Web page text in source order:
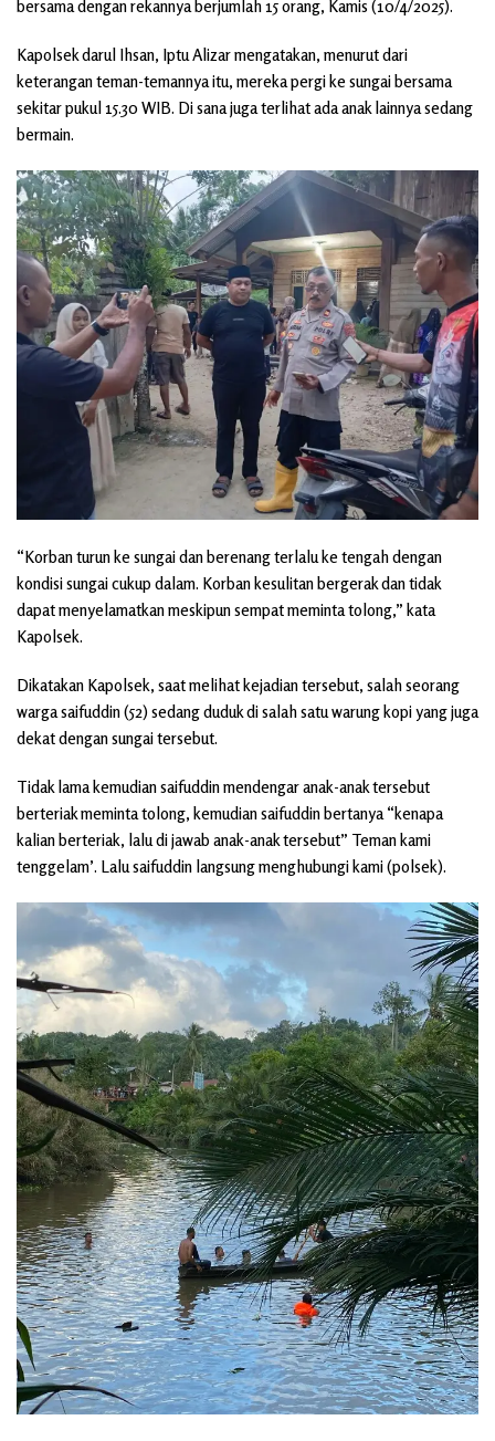
bersama dengan rekannya berjumlah 15 orang, Kamis (10/4/2025).
Kapolsek darul Ihsan, Iptu Alizar mengatakan, menurut dari
keterangan teman-temannya itu, mereka pergi ke sungai bersama
sekitar pukul 15.30 WIB. Di sana juga terlihat ada anak lainnya sedang
bermain.
“Korban turun ke sungai dan berenang terlalu ke tengah dengan
kondisi sungai cukup dalam. Korban kesulitan bergerak dan tidak
dapat menyelamatkan meskipun sempat meminta tolong,” kata
Kapolsek.
Dikatakan Kapolsek, saat melihat kejadian tersebut, salah seorang
warga saifuddin (52) sedang duduk di salah satu warung kopi yang juga
dekat dengan sungai tersebut.
Tidak lama kemudian saifuddin mendengar anak-anak tersebut
berteriak meminta tolong, kemudian saifuddin bertanya “kenapa
kalian berteriak, lalu di jawab anak-anak tersebut” Teman kami
tenggelam’. Lalu saifuddin langsung menghubungi kami (polsek).